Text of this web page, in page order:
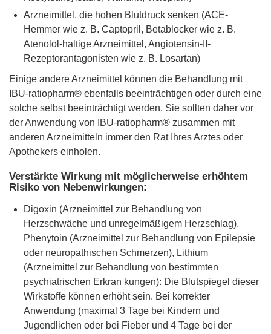
Arzneimittel, die hohen Blutdruck senken (ACE-
Hemmer wie z. B. Captopril, Betablocker wie z. B.
Atenolol-haltige Arzneimittel, Angiotensin-II-
Rezeptorantagonisten wie z. B. Losartan)
Einige andere Arzneimittel können die Behandlung mit
IBU-ratiopharm® ebenfalls beeinträchtigen oder durch eine
solche selbst beeinträchtigt werden. Sie sollten daher vor
der Anwendung von IBU-ratiopharm® zusammen mit
anderen Arzneimitteln immer den Rat Ihres Arztes oder
Apothekers einholen.
Verstärkte Wirkung mit möglicherweise erhöhtem
Risiko von Nebenwirkungen:
Digoxin (Arzneimittel zur Behandlung von
Herzschwäche und unregelmäßigem Herzschlag),
Phenytoin (Arzneimittel zur Behandlung von Epilepsie
oder neuropathischen Schmerzen), Lithium
(Arzneimittel zur Behandlung von bestimmten
psychiatrischen Erkran kungen): Die Blutspiegel dieser
Wirkstoffe können erhöht sein. Bei korrekter
Anwendung (maximal 3 Tage bei Kindern und
Jugendlichen oder bei Fieber und 4 Tage bei der